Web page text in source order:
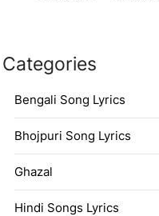
Categories
Bengali Song Lyrics
Bhojpuri Song Lyrics
Ghazal
Hindi Songs Lyrics